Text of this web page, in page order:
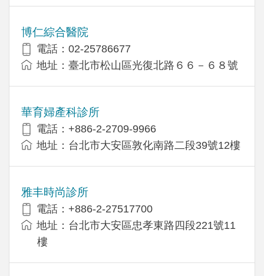
博仁綜合醫院
電話：02-25786677
地址：臺北市松山區光復北路６６－６８號
華育婦產科診所
電話：+886-2-2709-9966
地址：台北市大安區敦化南路二段39號12樓
雅丰時尚診所
電話：+886-2-27517700
地址：台北市大安區忠孝東路四段221號11
樓